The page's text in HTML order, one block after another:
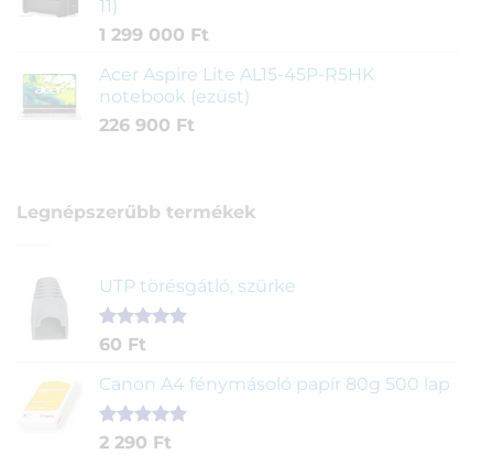
11)
1 299 000 Ft
Acer Aspire Lite AL15-45P-R5HK
notebook (ezüst)
226 900 Ft
Legnépszerűbb termékek
UTP törésgátló, szürke
Értékelés
ből,
1
értékelés
alapján
60 Ft
Canon A4 fénymásoló papír 80g 500 lap
Értékelés
2
2 290 Ft